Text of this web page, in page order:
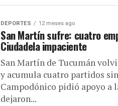
DEPORTES 12 meses ago
San Martín sufre: cuatro
Ciudadela impaciente
San Martín de Tucumán
y acumula cuatro partidos
Campodónico pidió apoyo a
dejaron...